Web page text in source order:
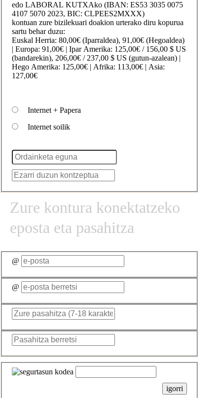
edo LABORAL KUTXAko (IBAN: ES53 3035 0075
4107 5070 2023, BIC: CLPEES2MXXX)
kontuan zure bizilekuari doakion urterako diru kopurua
sartu behar duzu:
Euskal Herria: 80,00€ (Iparraldea), 91,00€ (Hegoaldea)
Europa: 91,00€ | Ipar Amerika: 125,00€ / 156,00 $ US
(bandarekin), 206,00€ / 237,00 $ US (gutun-azalean) |
Hego Amerika: 125,00€ | Afrika: 113,00€ | Asia:
127,00€
Internet + Papera
Internet soilik
Zure kontura konektatzeko
eposta eta pasahitza
@
@
igorri